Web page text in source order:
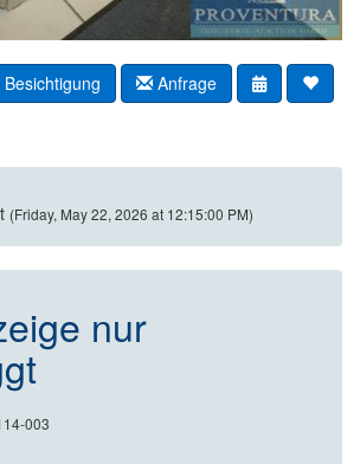
Anfrage
(Friday, May 22, 2026 at 12:15:00 PM)
nur
003